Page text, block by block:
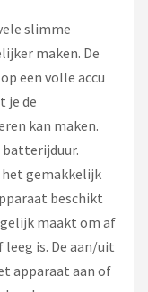
slimme
maken. De
een volle accu
je de
kan maken.
batterijduur.
het gemakkelijk
beschikt
maakt om af
is. De aan/uit
apparaat aan of